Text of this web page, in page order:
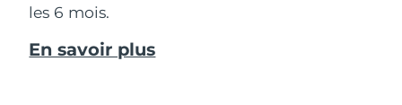
les 6 mois.
En savoir plus